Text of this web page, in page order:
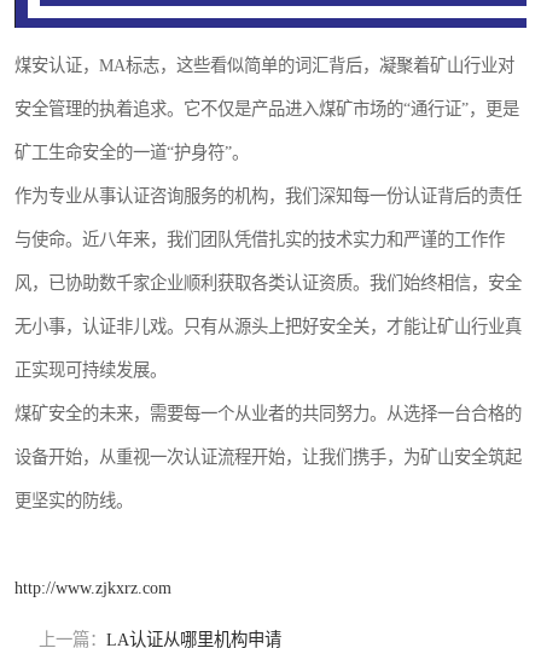
煤安认证，MA标志，这些看似简单的词汇背后，凝聚着矿山行业对
安全管理的执着追求。它不仅是产品进入煤矿市场的“通行证”，更是
矿工生命安全的一道“护身符”。
作为专业从事认证咨询服务的机构，我们深知每一份认证背后的责任
与使命。近八年来，我们团队凭借扎实的技术实力和严谨的工作作
风，已协助数千家企业顺利获取各类认证资质。我们始终相信，安全
无小事，认证非儿戏。只有从源头上把好安全关，才能让矿山行业真
正实现可持续发展。
煤矿安全的未来，需要每一个从业者的共同努力。从选择一台合格的
设备开始，从重视一次认证流程开始，让我们携手，为矿山安全筑起
更坚实的防线。
http://www.zjkxrz.com
上一篇： LA认证从哪里机构申请